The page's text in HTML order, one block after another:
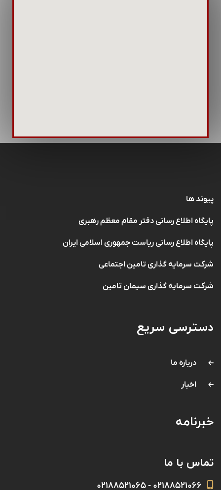
پیوند ها
پایگاه اطلاع رسانی دفتر مقام معظم رهبری
پایگاه اطلاع رسانی ریاست جمهوری اسلامی ایران
شرکت سرمایه گذاری تامین اجتماعی
شرکت سرمایه گذاری سیمان تامین
دسترسی سریع
درباره ما
اخبار
خبرنامه
تماس با ما
۰۲۱۸۸۵۲۱۰۶۶ - ۰۲۱۸۸۵۲۱۰۶۵